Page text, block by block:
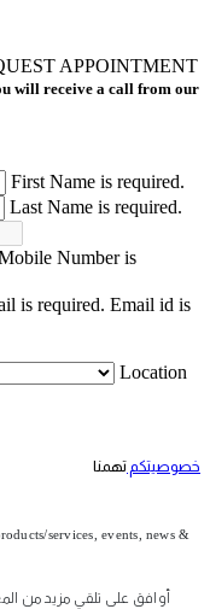
APPOINTMENT
will receive a call from our
First Name is required.
Last Name is required.
Number is
is required. Email id is
Location
خصوصيتكم تهمنا
services, events, news &
أوافق على تلقي مزيد من